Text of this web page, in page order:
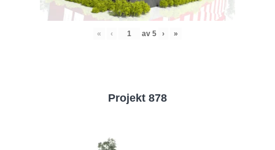
« ‹ av 5 › »
Projekt 878